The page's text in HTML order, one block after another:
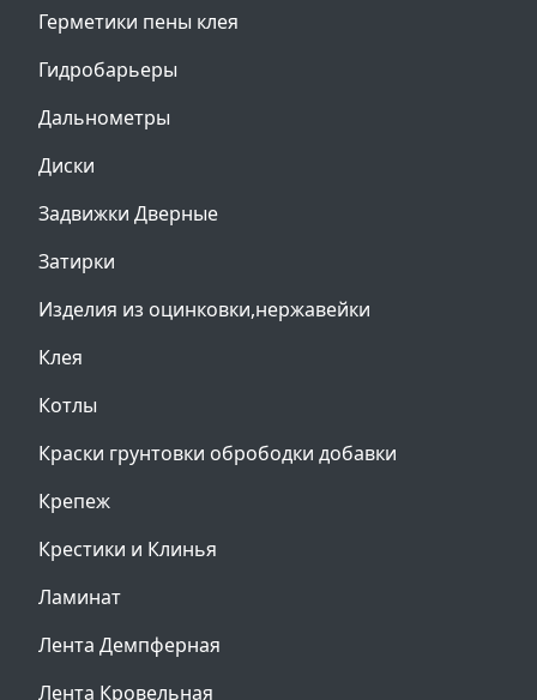
Герметики пены клея
Гидробарьеры
Дальнометры
Диски
Задвижки Дверные
Затирки
Изделия из оцинковки,нержавейки
Клея
Котлы
Краски грунтовки обрободки добавки
Крепеж
Крестики и Клинья
Ламинат
Лента Демпферная
Лента Кровельная